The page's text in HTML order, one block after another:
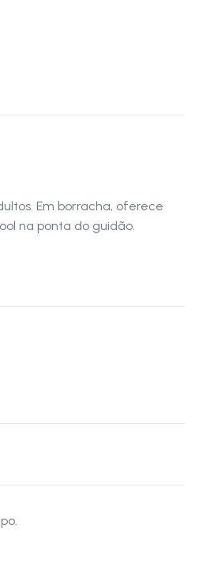
Em borracha, oferece
na ponta do guidão.